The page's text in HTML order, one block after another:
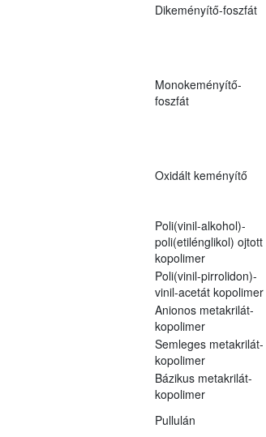
Dikeményítő-foszfát
Monokeményítő-
foszfát
Oxidált keményítő
Poli(vinil-alkohol)-
poli(etilénglikol) ojtott
kopolimer
Poli(vinil-pirrolidon)-
vinil-acetát kopolimer
Anionos metakrilát-
kopolimer
Semleges metakrilát-
kopolimer
Bázikus metakrilát-
kopolimer
Pullulán